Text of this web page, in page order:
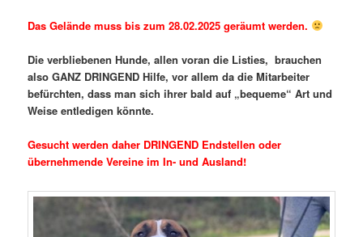
Das Gelände muss bis zum 28.02.2025 geräumt werden.
Die verbliebenen Hunde, allen voran die Listies, brauchen
also GANZ DRINGEND Hilfe, vor allem da die Mitarbeiter
befürchten, dass man sich ihrer bald auf „bequeme“ Art und
Weise entledigen könnte.
Gesucht werden daher DRINGEND Endstellen oder
übernehmende Vereine im In- und Ausland!